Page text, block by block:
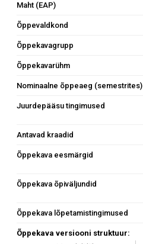
Maht (EAP)
Õppevaldkond
Õppekavagrupp
Õppekavarühm
Nominaalne õppeaeg (semestrites)
Juurdepääsu tingimused
Antavad kraadid
Õppekava eesmärgid
Õppekava õpiväljundid
Õppekava lõpetamistingimused
Õppekava versiooni struktuur: